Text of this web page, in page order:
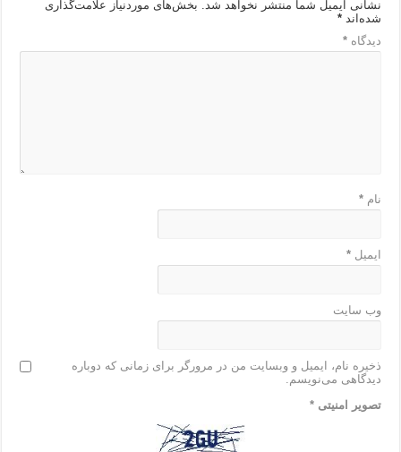
نشانی ایمیل شما منتشر نخواهد شد.
بخش‌های موردنیاز علامت‌گذاری
شده‌اند*
دیدگاه*
نام*
ایمیل*
وب‌ سایت
ذخیره نام، ایمیل و وبسایت من در مرورگر برای زمانی که دوباره
دیدگاهی می‌نویسم.
تصویر امنیتی*